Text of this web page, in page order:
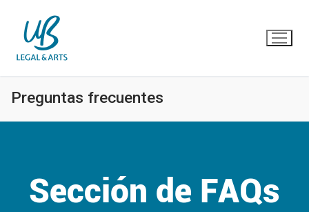
contenido
Preguntas frecuentes
Sección de FAQs